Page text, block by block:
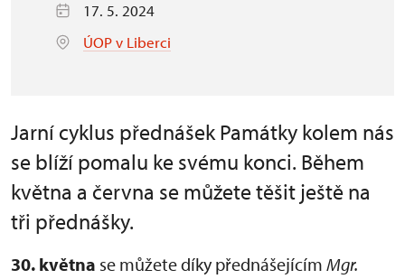
17. 5. 2024
ÚOP v Liberci
Jarní cyklus přednášek Památky kolem nás
se blíží pomalu ke svému konci. Během
května a června se můžete těšit ještě na
tři přednášky.
30. května se můžete díky přednášejícím Mgr.